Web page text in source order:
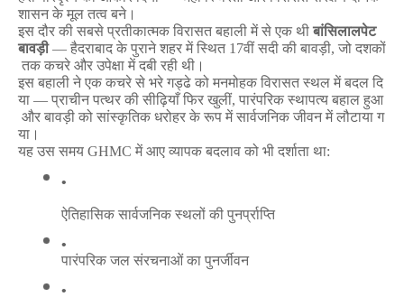
शासन के मूल तत्व बने।
इस दौर की सबसे प्रतीकात्मक विरासत बहाली में से एक थी बांसिलालपेट
बावड़ी— हैदराबाद के पुराने शहर में स्थित17वीं सदी की बावड़ी, जो दशकों
तक कचरे और उपेक्षा में दबी रही थी।
इस बहाली ने एक कचरे से भरे गड्ढे को मनमोहक विरासत स्थल में बदल दि
या — प्राचीन पत्थर की सीढ़ियाँ फिर खुलीं, पारंपरिक स्थापत्य बहाल हुआ
और बावड़ी को सांस्कृतिक धरोहर के रूप में सार्वजनिक जीवन में लौटाया ग
या।
यह उस समय GHMC में आए व्यापक बदलाव को भी दर्शाता था:
ऐतिहासिक सार्वजनिक स्थलों की पुनर्प्राप्ति
पारंपरिक जल संरचनाओं का पुनर्जीवन